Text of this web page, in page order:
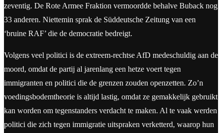
zeventig. De Rote Armee Fraktion vermoordde behalve Buback nog
33 anderen. Niettemin sprak de Süddeutsche Zeitung van een
‘bruine RAF’ die de democratie bedreigt.
Volgens veel politici is de extreem-rechtse AfD medeschuldig aan de
moord, omdat de partij al jarenlang een hetze voert tegen
immigranten en politici die de grenzen zouden openzetten. Zo’n
voedingsbodemtheorie is altijd lastig, omdat ze gemakkelijk gebruikt
kan worden om tegenstanders verdacht te maken. Al te vaak werden
politici die zich tegen immigratie uitspraken verketterd, waarop hun